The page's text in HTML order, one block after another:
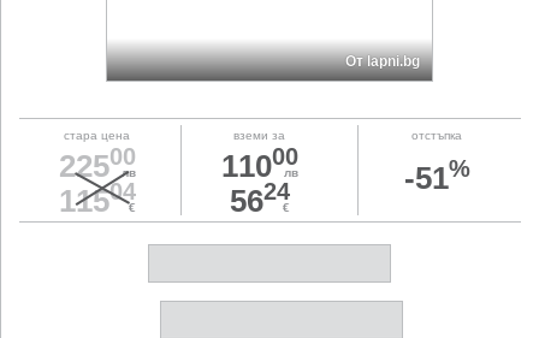
От lapni.bg
стара цена
22500
лв
11504
€
вземи за
11000
лв
5624
€
отстъпка
-51%